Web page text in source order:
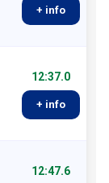
+ info
12:37.0
+ info
12:47.6